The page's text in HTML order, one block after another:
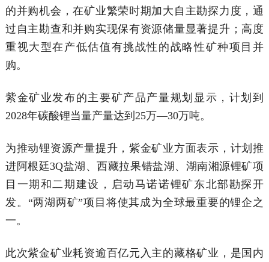
的并购机会，在矿业繁荣时期加大自主勘探力度，通
过自主勘查和并购实现保有资源储量显著提升；高度
重视大型在产低估值有挑战性的战略性矿种项目并
购。
紫金矿业发布的主要矿产品产量规划显示，计划到
2028年碳酸锂当量产量达到25万—30万吨。
为推动锂资源产量提升，紫金矿业方面表示，计划推
进阿根廷3Q盐湖、西藏拉果错盐湖、湖南湘源锂矿项
目一期和二期建设，启动马诺诺锂矿东北部勘探开
发。“两湖两矿”项目将使其成为全球最重要的锂企之
一。
此次紫金矿业耗资逾百亿元入主的藏格矿业，是国内